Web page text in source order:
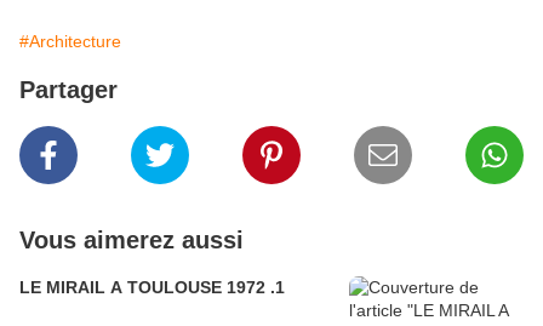
#Architecture
Partager
Vous aimerez aussi
LE MIRAIL A TOULOUSE 1972 .1